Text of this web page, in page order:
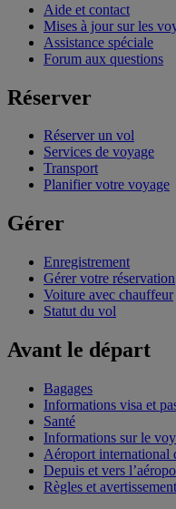
Aide et contact
Mises à jour sur les
Assistance spéciale
Forum aux questions
Réserver
Réserver un vol
Services de voyage
Transport
Planifier votre voyage
Gérer
Enregistrement
Gérer votre réservation
Voiture avec chauffeur
Statut du vol
Avant le départ
Bagages
Informations visa et
Santé
Informations sur le
Aéroport international
Depuis et vers
Règles et